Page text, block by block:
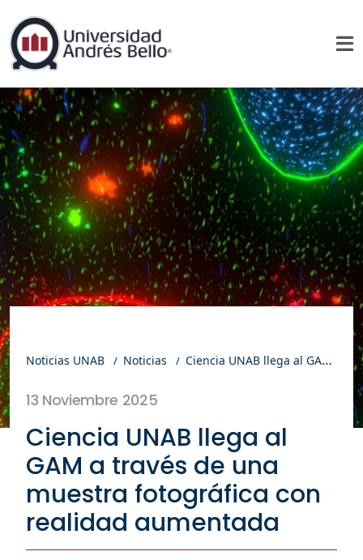
Noticias UNAB Noticias Ciencia UNAB llega al GAM a través de una muestra fotográfica con realidad aumentada
13 Noviembre 2025
Ciencia UNAB llega al
GAM a través de una
muestra fotográfica con
realidad aumentada